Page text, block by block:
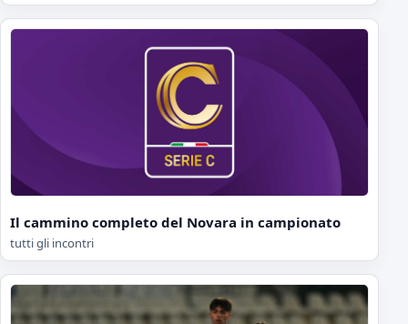
Il cammino completo del Novara in campionato
tutti gli incontri